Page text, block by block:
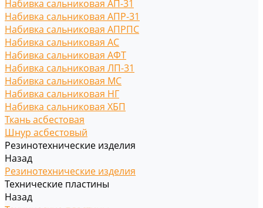
Набивка сальниковая АП-31
Набивка сальниковая АПР-31
Набивка сальниковая АПРПС
Набивка сальниковая АС
Набивка сальниковая АФТ
Набивка сальниковая ЛП-31
Набивка сальниковая МС
Набивка сальниковая НГ
Набивка сальниковая ХБП
Ткань асбестовая
Шнур асбестовый
Резинотехнические изделия
Назад
Резинотехнические изделия
Технические пластины
Назад